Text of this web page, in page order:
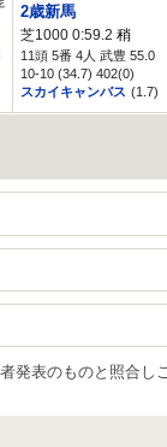
2歳新馬
芝1000 0:59.2 稍
11頭 5番 4人 武豊 55.0
10-10 (34.7) 402(0)
スカイキャンバス (1.7)
発表のものと照合し